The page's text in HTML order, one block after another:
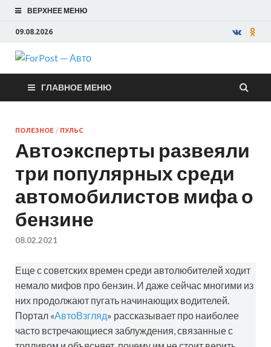
ВЕРХНЕЕ МЕНЮ
09.08.2026
ForPost —
Авто
ГЛАВНОЕ МЕНЮ
ПОЛЕЗНОЕ / ПУЛЬС
Автоэксперты развеяли
три популярных среди
автомобилистов мифа о
бензине
08.02.2021
Еще с советских времен среди автолюбителей ходит
немало мифов про бензин. И даже сейчас многими из
них продолжают пугать начинающих водителей.
Портал «АвтоВзгляд» рассказывает про наиболее
часто встречающиеся заблуждения, связанные с